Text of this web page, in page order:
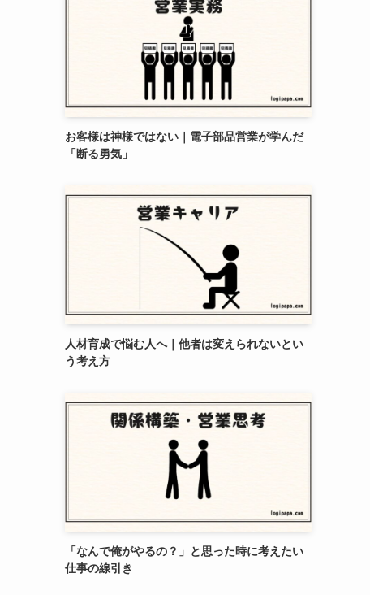
お客様は神様ではない｜電子部品営業が学んだ
「断る勇気」
人材育成で悩む人へ｜他者は変えられないとい
う考え方
「なんで俺がやるの？」と思った時に考えたい
仕事の線引き